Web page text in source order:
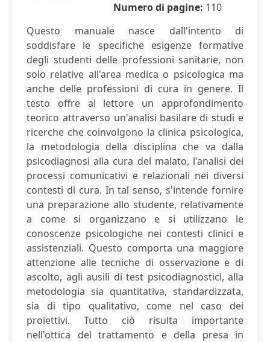
Numero di pagine: 110
Questo manuale nasce dall'intento di
soddisfare le specifiche esigenze formative
degli studenti delle professioni sanitarie, non
solo relative all'area medica o psicologica ma
anche delle professioni di cura in genere. Il
testo offre al lettore un approfondimento
teorico attraverso un'analisi basilare di studi e
ricerche che coinvolgono la clinica psicologica,
la metodologia della disciplina che va dalla
psicodiagnosi alla cura del malato, l'analisi dei
processi comunicativi e relazionali nei diversi
contesti di cura. In tal senso, s'intende fornire
una preparazione allo studente, relativamente
a come si organizzano e si utilizzano le
conoscenze psicologiche nei contesti clinici e
assistenziali. Questo comporta una maggiore
attenzione alle tecniche di osservazione e di
ascolto, agli ausili di test psicodiagnostici, alla
metodologia sia quantitativa, standardizzata,
sia di tipo qualitativo, come nel caso dei
proiettivi. Tutto ciò risulta importante
nell'ottica del trattamento e della presa in